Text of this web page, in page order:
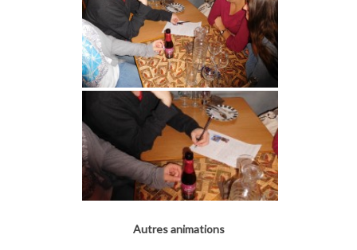
Autres animations